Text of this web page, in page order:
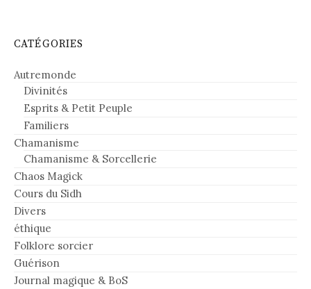
CATÉGORIES
Autremonde
Divinités
Esprits & Petit Peuple
Familiers
Chamanisme
Chamanisme & Sorcellerie
Chaos Magick
Cours du Sidh
Divers
éthique
Folklore sorcier
Guérison
Journal magique & BoS